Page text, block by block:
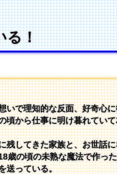
る！
いで理知的な反面、好奇心
頃から仕事に明け暮れてい
残してきた家族と、お世話
歳の頃の未熟な魔法で作っ
送っている。